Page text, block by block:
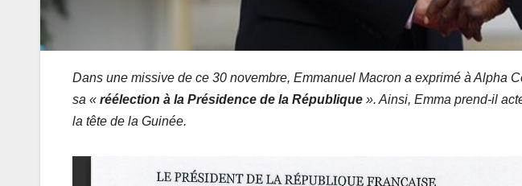
Dans une missive de ce 30 novembre, Emmanuel Macron a exprimé à Alpha
sa « réélection à la Présidence de la République ». Ainsi, Emma prend-il
la tête de la Guinée.